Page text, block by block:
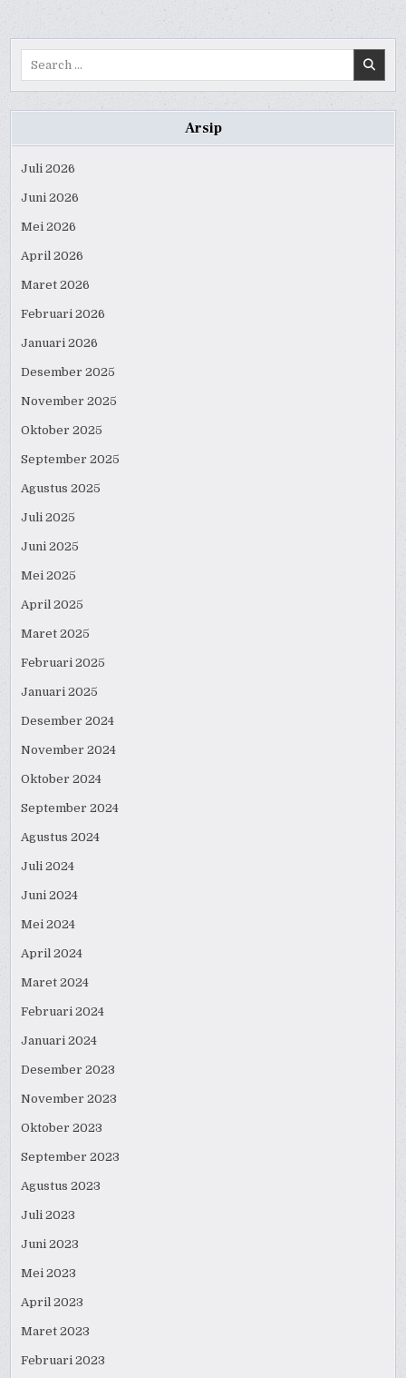
Arsip
Juli 2026
Juni 2026
Mei 2026
April 2026
Maret 2026
Februari 2026
Januari 2026
Desember 2025
November 2025
Oktober 2025
September 2025
Agustus 2025
Juli 2025
Juni 2025
Mei 2025
April 2025
Maret 2025
Februari 2025
Januari 2025
Desember 2024
November 2024
Oktober 2024
September 2024
Agustus 2024
Juli 2024
Juni 2024
Mei 2024
April 2024
Maret 2024
Februari 2024
Januari 2024
Desember 2023
November 2023
Oktober 2023
September 2023
Agustus 2023
Juli 2023
Juni 2023
Mei 2023
April 2023
Maret 2023
Februari 2023